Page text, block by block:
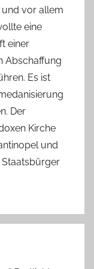
und vor allem
eine
einer
Abschaffung
Es ist
Der
Kirche
und